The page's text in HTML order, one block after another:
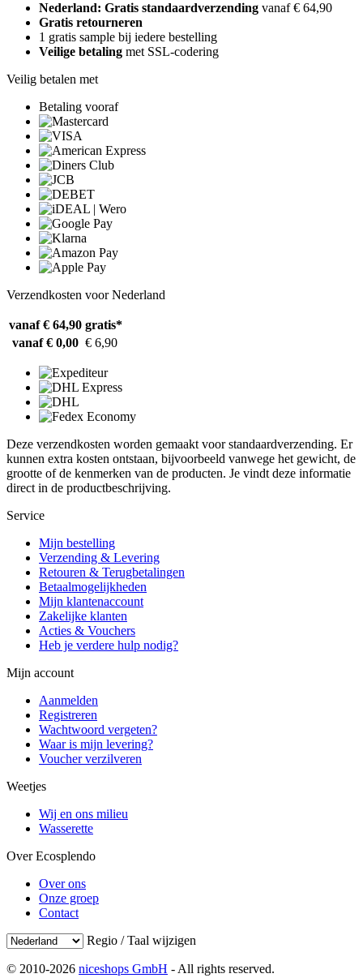
Nederland: Gratis standaardverzending vanaf € 64,90
Gratis retourneren
1 gratis sample bij iedere bestelling
Veilige betaling met SSL-codering
Veilig betalen met
Betaling vooraf
Verzendkosten voor Nederland
vanaf € 64,90 gratis*
vanaf € 0,00 € 6,90
Deze verzendkosten worden gemaakt voor standaardverzending. Er
kunnen extra kosten ontstaan, bijvoorbeeld vanwege het gewicht, de
grootte of de kenmerken van de producten. Je vindt deze informatie
direct in de productbeschrijving.
Service
Mijn bestelling
Verzending & Levering
Retouren & Terugbetalingen
Betaalmogelijkheden
Mijn klantenaccount
Zakelijke klanten
Acties & Vouchers
Heb je verdere hulp nodig?
Mijn account
Aanmelden
Registreren
Wachtwoord vergeten?
Waar is mijn levering?
Voucher verzilveren
Weetjes
Wij en ons milieu
Wasserette
Over Ecosplendo
Over ons
Onze groep
Contact
Regio / Taal wijzigen
© 2010-2026 niceshops GmbH - All rights reserved.